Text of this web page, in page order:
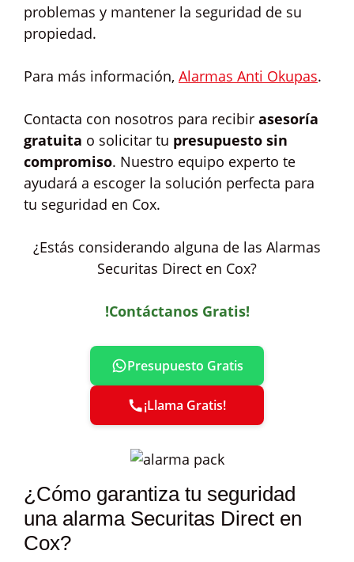
problemas y mantener la seguridad de su
propiedad.
Para más información, Alarmas Anti Okupas.
Contacta con nosotros para recibir asesoría
gratuita o solicitar tu presupuesto sin
compromiso. Nuestro equipo experto te
ayudará a escoger la solución perfecta para
tu seguridad en Cox.
¿Estás considerando alguna de las Alarmas
Securitas Direct en Cox?
!Contáctanos Gratis!
Presupuesto Gratis
¡Llama Gratis!
¿Cómo garantiza tu seguridad
una alarma Securitas Direct en
Cox?